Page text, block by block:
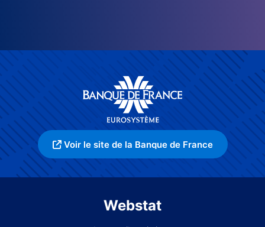
Voir le site de la Banque de France
Webstat